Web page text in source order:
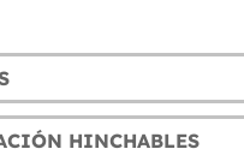
HINCHABLES